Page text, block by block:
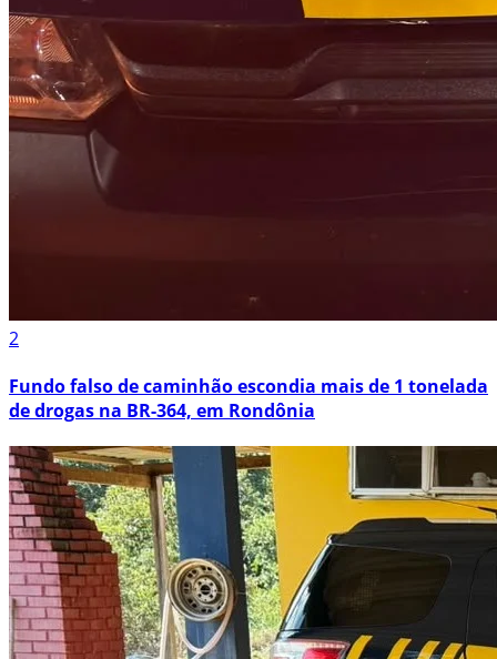
2
Fundo falso de caminhão escondia mais de 1 tonelada
de drogas na BR-364, em Rondônia